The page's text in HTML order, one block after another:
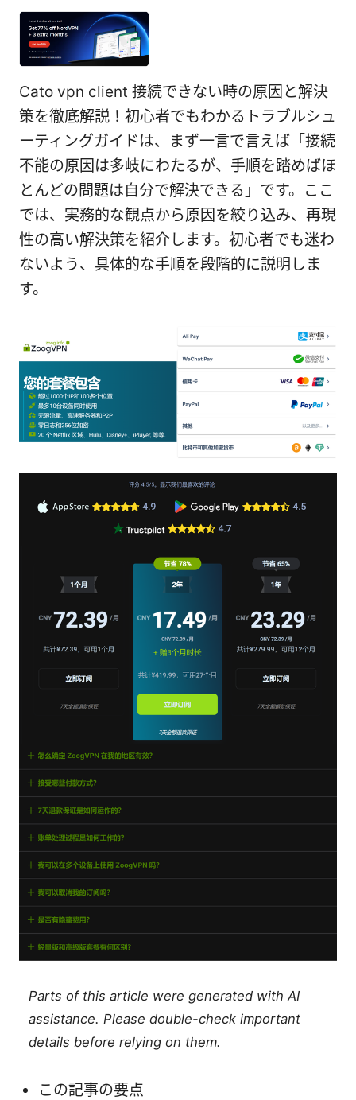
Cato vpn client 接続できない時の原因と解決
策を徹底解説！初心者でもわかるトラブルシュ
ーティングガイドは、まず一言で言えば「接続
不能の原因は多岐にわたるが、手順を踏めばほ
とんどの問題は自分で解決できる」です。ここ
では、実務的な観点から原因を絞り込み、再現
性の高い解決策を紹介します。初心者でも迷わ
ないよう、具体的な手順を段階的に説明しま
す。
Parts of this article were generated with AI
assistance. Please double-check important
details before relying on them.
この記事の要点